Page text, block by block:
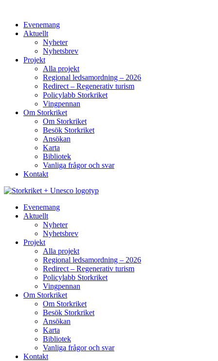
innehållEvenemang
Aktuellt
Nyheter
Nyhetsbrev
Projekt
Alla projekt
Regional ledsamordning – 2026
Redirect – Regenerativ turism
Policylabb Storkriket
Vingpennan
Om Storkriket
Om Storkriket
Besök Storkriket
Ansökan
Karta
Bibliotek
Vanliga frågor och svar
Kontakt
Evenemang
Aktuellt
Nyheter
Nyhetsbrev
Projekt
Alla projekt
Regional ledsamordning – 2026
Redirect – Regenerativ turism
Policylabb Storkriket
Vingpennan
Om Storkriket
Om Storkriket
Besök Storkriket
Ansökan
Karta
Bibliotek
Vanliga frågor och svar
Kontakt